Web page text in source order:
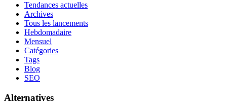
Tendances actuelles
Archives
Tous les lancements
Hebdomadaire
Mensuel
Catégories
Tags
Blog
SEO
Alternatives